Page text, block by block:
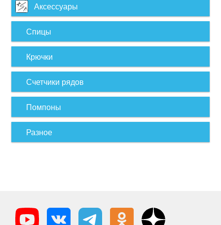
Аксессуары
Спицы
Крючки
Счетчики рядов
Помпоны
Разное